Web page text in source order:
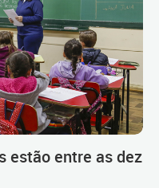
estão entre as dez